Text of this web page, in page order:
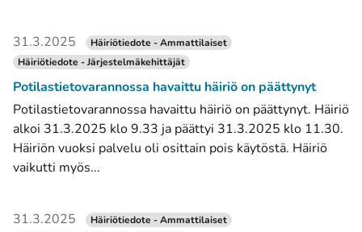
31.3.2025
Häiriötiedote - Ammattilaiset
Häiriötiedote - Järjestelmäkehittäjät
Potilastietovarannossa havaittu häiriö on päättynyt
Potilastietovarannossa havaittu häiriö on päättynyt. Häiriö
alkoi 31.3.2025 klo 9.33 ja päättyi 31.3.2025 klo 11.30.
Häiriön vuoksi palvelu oli osittain pois käytöstä. Häiriö
vaikutti myös...
31.3.2025
Häiriötiedote - Ammattilaiset